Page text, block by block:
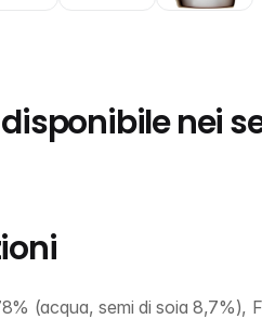
nei
(acqua, semi di soia